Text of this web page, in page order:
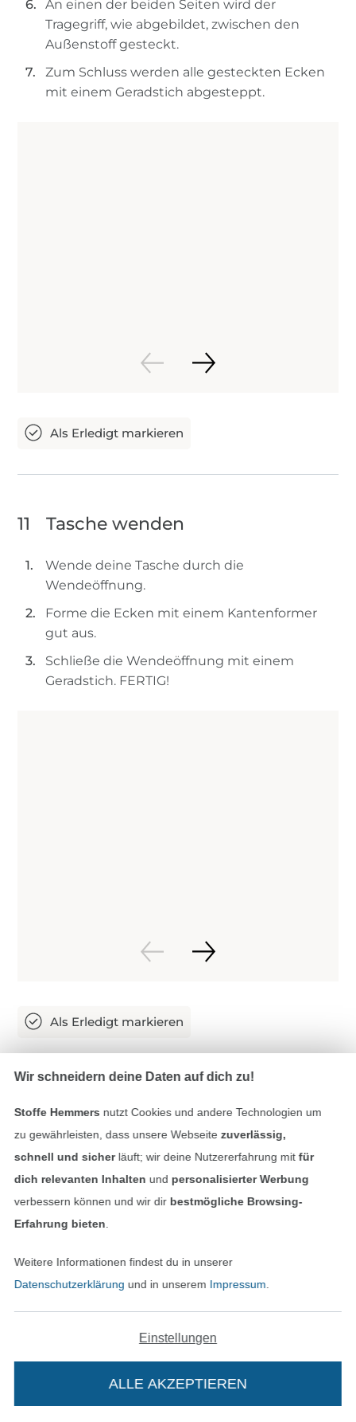
An einen der beiden Seiten wird der
Tragegriff, wie abgebildet, zwischen den
Außenstoff gesteckt.
Zum Schluss werden alle gesteckten Ecken
mit einem Geradstich abgesteppt.
11 Tasche wenden
Wende deine Tasche durch die
Wendeöffnung.
Forme die Ecken mit einem Kantenformer
gut aus.
Schließe die Wendeöffnung mit einem
Geradstich. FERTIG!
Fertig!
Anleitung bewerten
Hilf uns die Anleitungen noch besser zu
Hat mir gefallen
Könnte besser sein
Wir schneidern deine Daten auf dich zu!
Stoffe Hemmers nutzt Cookies und andere Technologien um
zu gewährleisten, dass unsere Webseite zuverlässig,
schnell und sicherläuft; wir deine Nutzererfahrung mitfür
dich relevanten Inhalten und personalisierter Werbung
verbessern können und wir dir bestmögliche Browsing-
Erfahrung bieten
Weitere Informationen findest du in unserer
Datenschutzerklärung und in unserem Impressum
Einstellungen
ALLE AKZEPTIEREN